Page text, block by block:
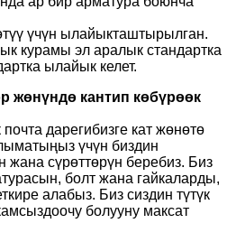
үчүн ылайыкташтырылган.
курамы эл аралык стандартка
ылайык келет.
жөнүндө кантип көбүрөөк
дарегибизге кат жөнөтө
үчүн биздин
жана сүрөттөрүн беребиз. Биз
болт жана гайкаларды,
алабыз. Биз сиздин түтүк
болууну максат